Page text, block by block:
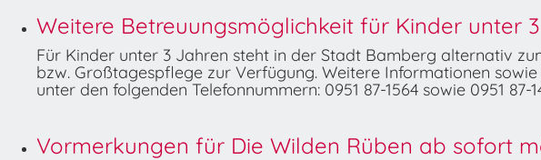
Weitere Betreuungsmöglichkeit für Kinder unter
Für Kinder unter 3 Jahren steht in der Stadt Bamberg alternativ
bzw. Großtagespflege zur Verfügung. Weitere Informationen
unter den folgenden Telefonnummern: 0951 87-1564 sowie 0951 87-
Vormerkungen für Die Wilden Rüben ab sofort